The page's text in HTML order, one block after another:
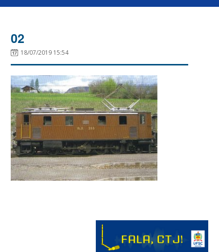
02
18/07/2019 15:54